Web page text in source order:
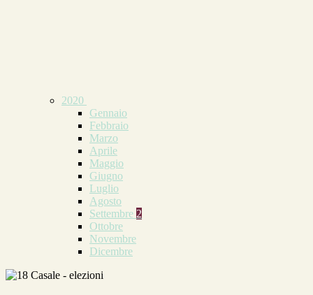
2020
Gennaio
Febbraio
Marzo
Aprile
Maggio
Giugno
Luglio
Agosto
Settembre 2
Ottobre
Novembre
Dicembre